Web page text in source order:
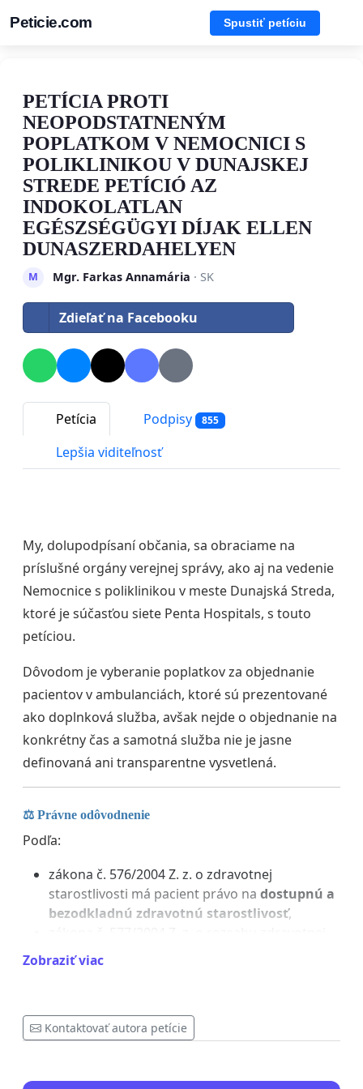
Peticie.com Spustiť petíciu
PETÍCIA PROTI
NEOPODSTATNENÝM
POPLATKOM V NEMOCNICI S
POLIKLINIKOU V DUNAJSKEJ
STREDE PETÍCIÓ AZ
INDOKOLATLAN
EGÉSZSÉGÜGYI DÍJAK ELLEN
DUNASZERDAHELYEN
M Mgr. Farkas Annamária · SK
Zdieľať na Facebooku
Petícia Podpisy 855
Lepšia viditeľnosť
My, dolupodpísaní občania, sa obraciame na
príslušné orgány verejnej správy, ako aj na vedenie
Nemocnice s poliklinikou v meste Dunajská Streda,
ktoré je súčasťou siete Penta Hospitals, s touto
petíciou.
Dôvodom je vyberanie poplatkov za objednanie
pacientov v ambulanciách, ktoré sú prezentované
ako doplnková služba, avšak nejde o objednanie na
konkrétny čas a samotná služba nie je jasne
definovaná ani transparentne vysvetlená.
⚖️ Právne odôvodnenie
Podľa:
zákona č. 576/2004 Z. z. o zdravotnej
starostlivosti má pacient právo na dostupnú a
bezodkladnú zdravotnú starostlivosť,
starostlivosti je zdravotná starostlivosť
hradená na základe verejného zdravotného
právo naochranu zdravia a bezplatnú
Zobraziť viac
Kontaktovať autora petície